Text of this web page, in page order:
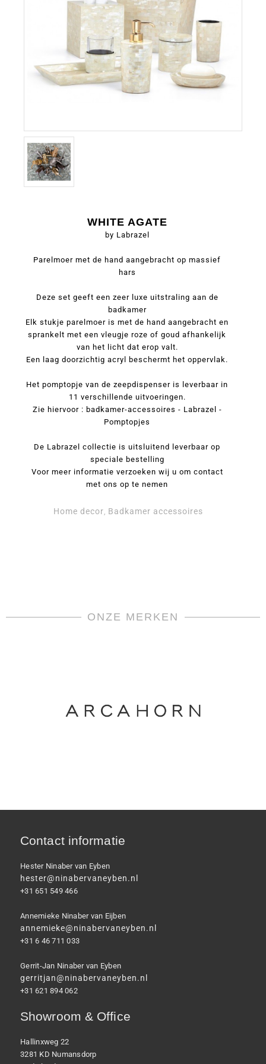
WHITE AGATE
by Labrazel
Parelmoer met de hand aangebracht op massief
hars
Deze set geeft een zeer luxe uitstraling aan de
badkamer
Elk stukje parelmoer is met de hand aangebracht en
sprankelt met een vleugje roze of goud afhankelijk
van het licht dat erop valt.
Een laag doorzichtig acryl beschermt het oppervlak.
Het pomptopje van de zeepdispenser is leverbaar in
11 verschillende uitvoeringen.
Zie hiervoor : badkamer-accessoires - Labrazel -
Pomptopjes
De Labrazel collectie is uitsluitend leverbaar op
speciale bestelling
Voor meer informatie verzoeken wij u om contact
met ons op te nemen
Home decor, Badkamer accessoires
ONZE MERKEN
Contact informatie
Hester Ninaber van Eyben
hester@ninabervaneyben.nl
+31 651 549 466
Annemieke Ninaber van Eijben
annemieke@ninabervaneyben.nl
+31 6 46 711 033
Gerrit-Jan Ninaber van Eyben
gerritjan@ninabervaneyben.nl
+31 621 894 062
Showroom & Office
Hallinxweg 22
3281 KD Numansdorp